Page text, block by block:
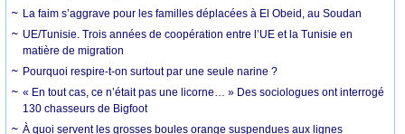
La faim s’aggrave pour les familles déplacées à El Obeid, au Soudan
UE/Tunisie. Trois années de coopération entre l’UE et la Tunisie en
matière de migration
Pourquoi respire-t-on surtout par une seule narine ?
« En tout cas, ce n’était pas une licorne… » Des sociologues ont interrogé
130 chasseurs de Bigfoot
À quoi servent les grosses boules orange suspendues aux lignes